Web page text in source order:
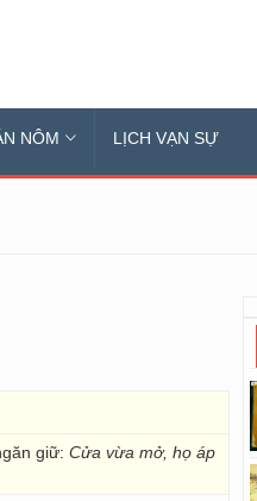
NÔM LỊCH VẠN SỰ
giữ: Cửa vừa mở, họ áp